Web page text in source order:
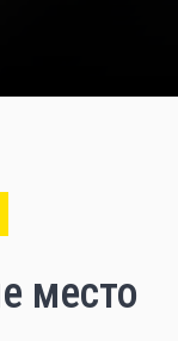
место